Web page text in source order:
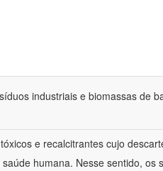
industriais e biomassas de
e recalcitrantes cujo
humana. Nesse sentido, os